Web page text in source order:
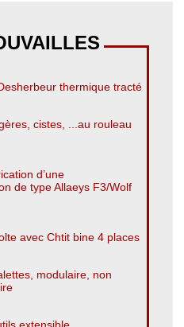
thermique tracté
cistes, ...au rouleau
d’une
de type Allaeys F3/Wolf
avec Chtit bine 4 places
modulaire, non
extensible